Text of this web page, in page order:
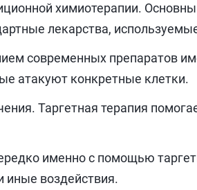
химиотерапии.
лекарства,
современных препаратов
атакуют конкретные клетки.
Таргетная терапия
именно с помощью
иные воздействия.